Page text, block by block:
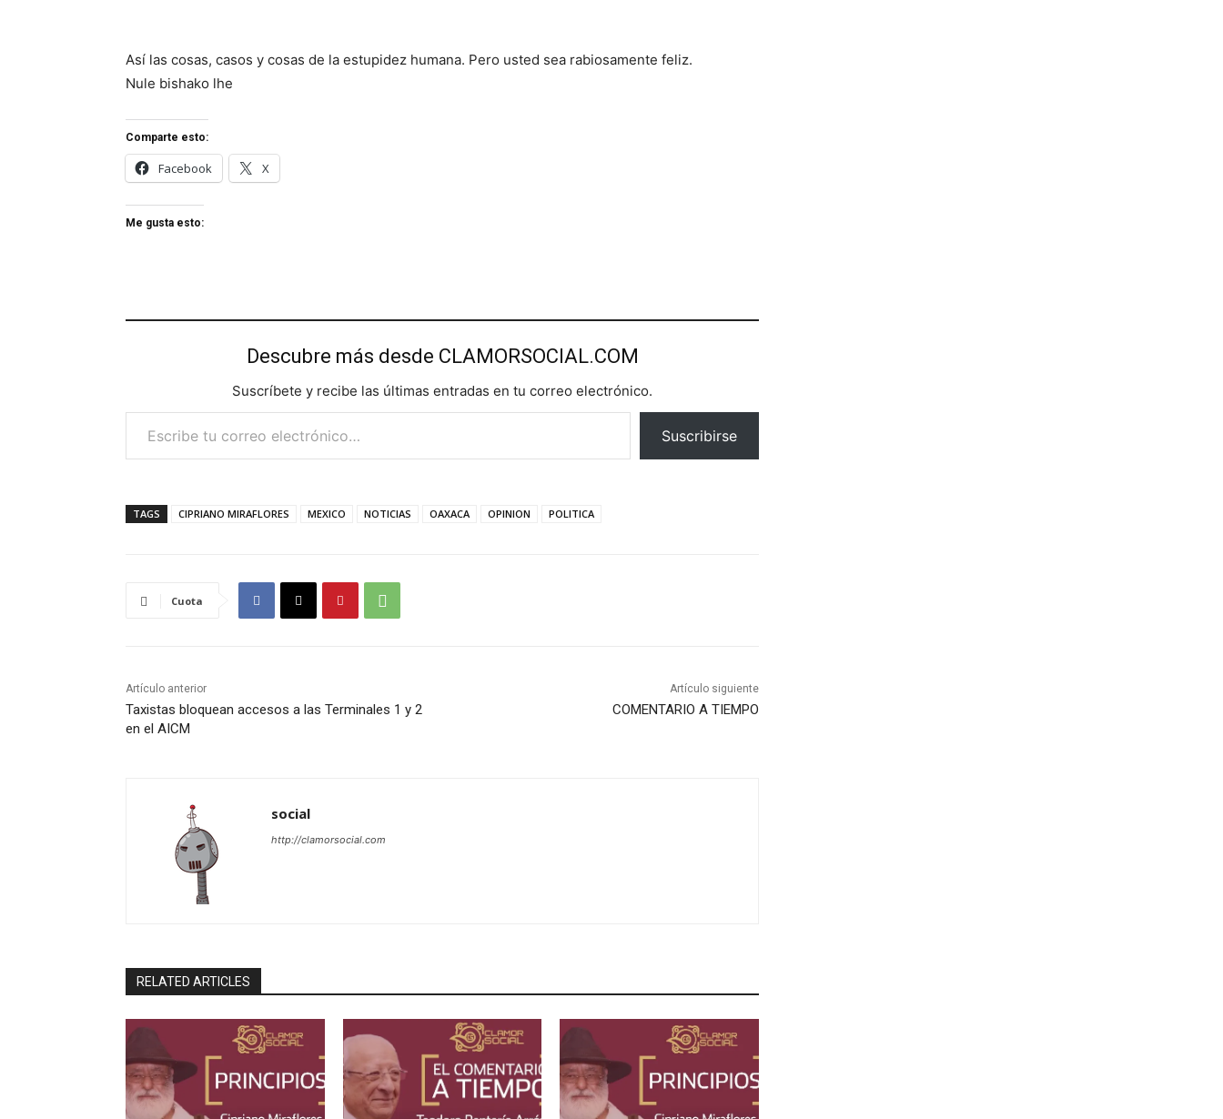
Así las cosas, casos y cosas de la estupidez humana. Pero usted sea rabiosamente feliz.
Nule bishako lhe
Comparte esto:
Facebook X
Me gusta esto:
Descubre más desde CLAMORSOCIAL.COM
Suscríbete y recibe las últimas entradas en tu correo electrónico.
Escribe tu correo electrónico…
Suscribirse
TAGS CIPRIANO MIRAFLORES MEXICO NOTICIAS OAXACA OPINION POLITICA
Cuota
Artículo anterior
Taxistas bloquean accesos a las Terminales 1 y 2
en el AICM
Artículo siguiente
COMENTARIO A TIEMPO
social
http://clamorsocial.com
RELATED ARTICLES